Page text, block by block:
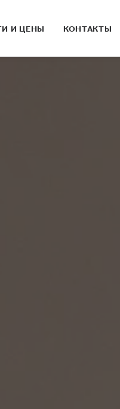
И ЦЕНЫ КОНТАКТЫ